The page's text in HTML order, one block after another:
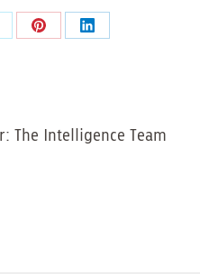
Share
Share
The Intelligence Team